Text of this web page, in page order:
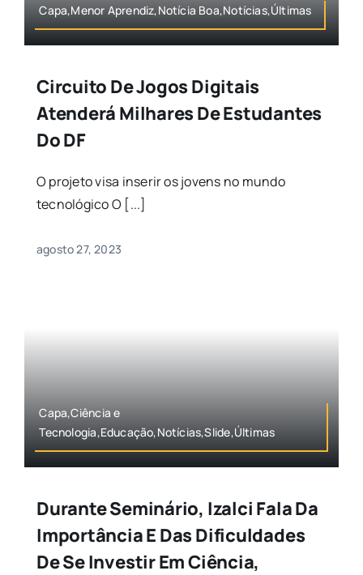
Capa,Menor Aprendiz,Notícia Boa,Notícias,Últimas
Circuito De Jogos Digitais
Atenderá Milhares De Estudantes
Do DF
O projeto visa inserir os jovens no mundo
tecnológico O [...]
agosto 27, 2023
Capa,Ciência e
Tecnologia,Educação,Notícias,Slide,Últimas
Durante Seminário, Izalci Fala Da
Importância E Das Dificuldades
De Se Investir Em Ciência,